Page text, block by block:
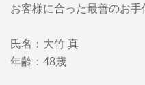
お客様に合った最善のお手
氏名：大竹 真
年齢：48歳